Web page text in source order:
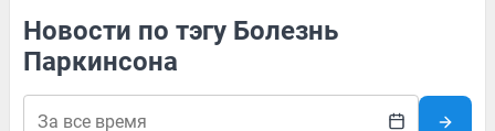
Новости по тэгу Болезнь
Паркинсона